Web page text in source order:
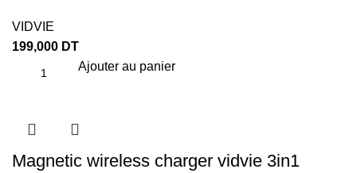
VIDVIE
199,000 DT
Ajouter au panier
Magnetic wireless charger vidvie 3in1